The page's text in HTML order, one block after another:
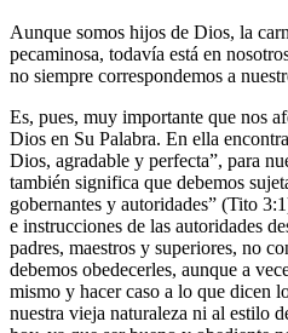
Aunque somos hijos de Dios, la
pecaminosa, todavía está en
no siempre correspondemos a
Es, pues, muy importante que nos
Dios en Su Palabra. En ella
Dios, agradable y perfecta”, para
también significa que debemos
gobernantes y autoridades” (Tito
e instrucciones de las autoridades
padres, maestros y superiores, no
debemos obedecerles, aunque a
mismo y hacer caso a lo que dicen
nuestra vieja naturaleza ni al estilo